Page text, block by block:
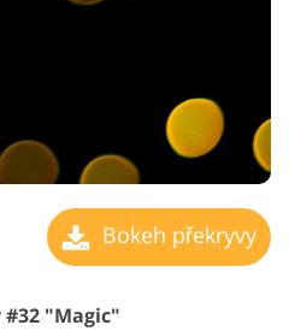
Bokeh překryvy
"Magic"